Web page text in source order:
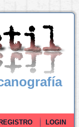
REGISTRO LOGIN